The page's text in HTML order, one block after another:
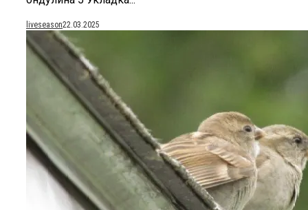
liveseason22.03.2025